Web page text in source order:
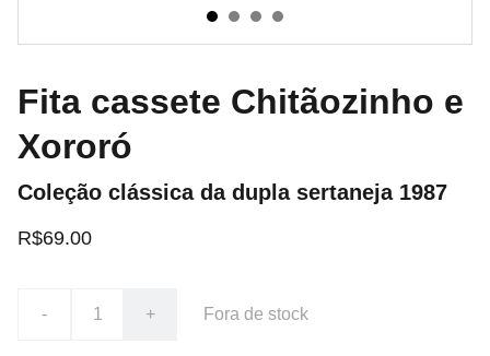
Fita cassete Chitãozinho e
Xororó
Coleção clássica da dupla sertaneja 1987
R$69.00
- + Fora de stock